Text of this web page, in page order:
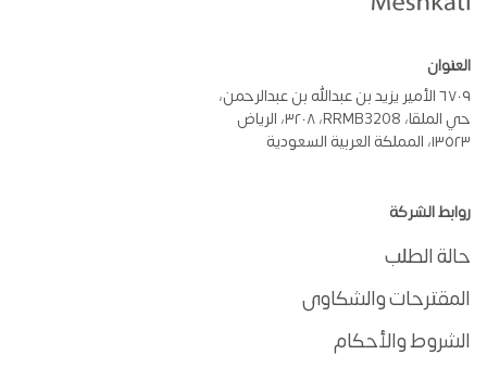
العنوان
٦٧٠٩ الأمير يزيد بن عبدالله بن عبدالرحمن،
حي الملقا، RRMB3208، ٣٢٠٨، الرياض
١٣٥٢٣، المملكة العربية السعودية
روابط الشركة
حالة الطلب
المقترحات والشكاوى
الشروط والأحكام